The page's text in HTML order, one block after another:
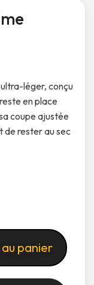
léger, conçu
en place
coupe ajustée
de rester au sec
panier